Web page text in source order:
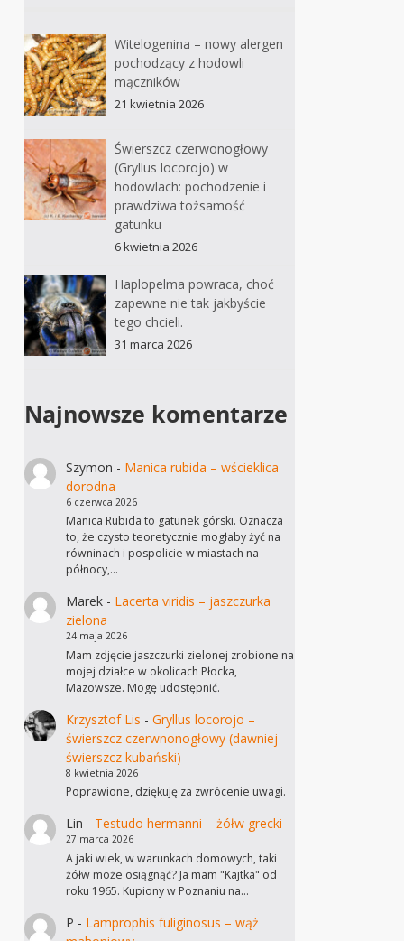
Witelogenina – nowy alergen
pochodzący z hodowli
mączników
21 kwietnia 2026
Świerszcz czerwonogłowy
(Gryllus locorojo) w
hodowlach: pochodzenie i
prawdziwa tożsamość
gatunku
6 kwietnia 2026
Haplopelma powraca, choć
zapewne nie tak jakbyście
tego chcieli.
31 marca 2026
Najnowsze komentarze
Szymon - Manica rubida – wścieklica
dorodna
6 czerwca 2026
Manica Rubida to gatunek górski. Oznacza
to, że czysto teoretycznie mogłaby żyć na
równinach i pospolicie w miastach na
północy,…
Marek- Lacerta viridis – jaszczurka
zielona
24 maja 2026
Mam zdjęcie jaszczurki zielonej zrobione na
mojej działce w okolicach Płocka,
Mazowsze. Mogę udostępnić.
Krzysztof Lis - Gryllus locorojo –
świerszcz czerwnonogłowy (dawniej
świerszcz kubański)
8 kwietnia 2026
Poprawione, dziękuję za zwrócenie uwagi.
Lin - Testudo hermanni – żółw grecki
27 marca 2026
A jaki wiek, w warunkach domowych, taki
żółw może osiągnąć? Ja mam "Kajtka" od
roku 1965. Kupiony w Poznaniu na…
P - Lamprophis fuliginosus – wąż